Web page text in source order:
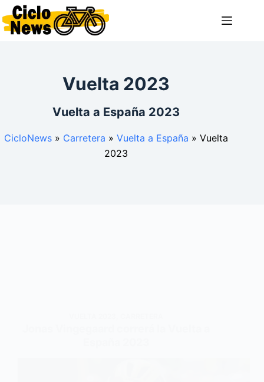
Saltar
al
contenido
Vuelta 2023
Vuelta a España 2023
CicloNews » Carretera »Vuelta a España »Vuelta
2023